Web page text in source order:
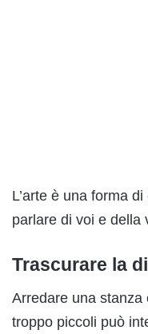
L’arte è una forma
parlare di voi e della
Trascurare la
Arredare una
troppo piccoli può